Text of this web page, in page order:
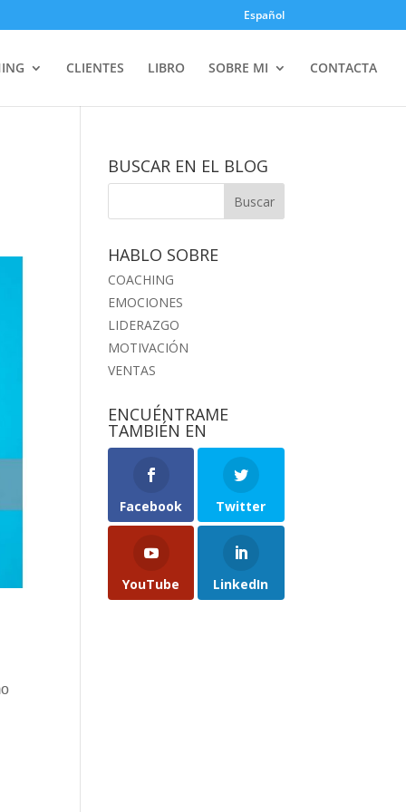
Español
CLIENTES LIBRO SOBRE MI CONTACTA
BUSCAR EN EL BLOG
HABLO SOBRE
COACHING
EMOCIONES
LIDERAZGO
MOTIVACIÓN
VENTAS
ENCUÉNTRAME
TAMBIÉN EN
Facebook Twitter
YouTube LinkedIn